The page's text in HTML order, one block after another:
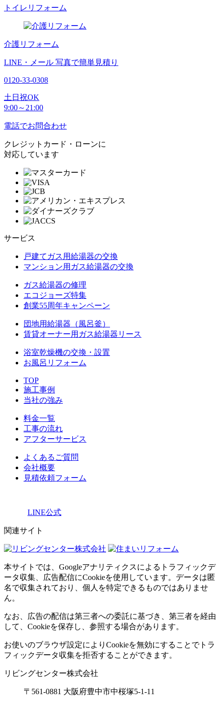
トイレリフォーム
介護リフォーム
LINE・メール 写真で簡単見積り
0120-33-0308
土日祝OK
9:00～21:00
電話でお問合わせ
クレジットカード・ローンに
対応しています
サービス
戸建てガス用給湯器の交換
マンション用ガス給湯器の交換
ガス給湯器の修理
エコジョーズ特集
創業55周年キャンペーン
団地用給湯器（風呂釜）
賃貸オーナー用ガス給湯器リース
浴室乾燥機の交換・設置
お風呂リフォーム
TOP
施工事例
当社の強み
料金一覧
工事の流れ
アフターサービス
よくあるご質問
会社概要
見積依頼フォーム
LINE公式
関連サイト
本サイトでは、Googleアナリティクスによるトラフィックデ
ータ収集、広告配信にCookieを使用しています。データは匿
名で収集されており、個人を特定できるものではありませ
ん。
なお、広告の配信は第三者への委託に基づき、第三者を経由
して、Cookieを保存し、参照する場合があります。
お使いのブラウザ設定によりCookieを無効にすることでトラ
フィックデータ収集を拒否することができます。
リビングセンター株式会社
〒561-0881 大阪府豊中市中桜塚5-1-11